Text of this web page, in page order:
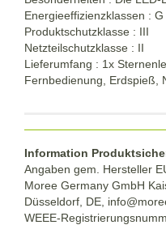
Energieeffizienzklassen : G
Produktschutzklasse : III
Netzteilschutzklasse : II
Lieferumfang : 1x
Fernbedienung, Erdspieß,
Information
Angaben gem. Hersteller
Moree Germany GmbH
Düsseldorf, DE,
WEEE-